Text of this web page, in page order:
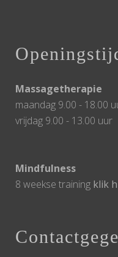
Massagetherapie
maandag 9.00 - 18.00
vrijdag 9.00 - 13.00 uur
Mindfulness
8 weekse training klik